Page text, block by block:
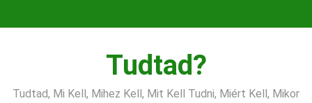
Tudtad?
Tudtad, Mi Kell, Mihez Kell, Mit Kell Tudni, Miért Kell, Mikor